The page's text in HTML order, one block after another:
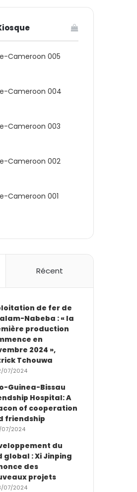
Cameroon 005
Cameroon 004
Cameroon 003
Cameroon 002
Cameroon 001
Récent
de fer de
Nabeba : « la
production
en
2024 »,
Tchouwa
07/2024
Guinea-Bissau
Hospital: A
of cooperation
friendship
07/2024
du
global : Xi Jinping
des
projets
07/2024